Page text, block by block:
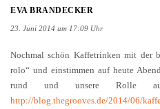
EVA BRANDECKER
23. Juni 2014 um 17:09 Uhr
Nochmal schön Kaffetrinken mit der
rolo“ und einstimmen auf heute
rund und unsere
http://blog.thegrooves.de/2014/06/